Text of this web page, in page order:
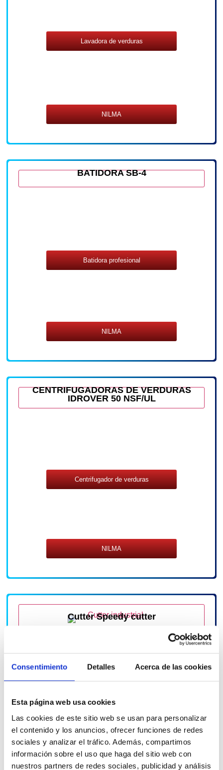
Consentimiento Detalles Acerca de las cookies
Esta página web usa cookies
Las cookies de este sitio web se usan para personalizar
el contenido y los anuncios, ofrecer funciones de redes
sociales y analizar el tráfico. Además, compartimos
información sobre el uso que haga del sitio web con
nuestros partners de redes sociales, publicidad y análisis
Lavadora de verduras
NILMA
BATIDORA SB-4
Batidora profesional
NILMA
CENTRIFUGADORAS DE VERDURAS
IDROVER 50 NSF/UL
Centrifugador de verduras
NILMA
Cutter Speedy cutter
Cutter
NILMA